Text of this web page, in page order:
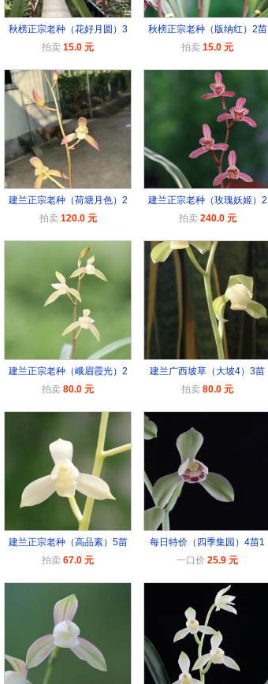
秋榜正宗老种（花好月圆）3
拍卖 15.0 元
秋榜正宗老种（版纳红）2苗
拍卖 15.0 元
建兰正宗老种（荷塘月色）2
拍卖 120.0 元
建兰正宗老种（玫瑰妖姬）2
拍卖 240.0 元
建兰正宗老种（峨眉霞光）2
拍卖 80.0 元
建兰广西坡草（大坡4）3苗
拍卖 80.0 元
建兰正宗老种（高品素）5苗
拍卖 67.0 元
每日特价（四季集园）4苗1
一口价 25.9 元